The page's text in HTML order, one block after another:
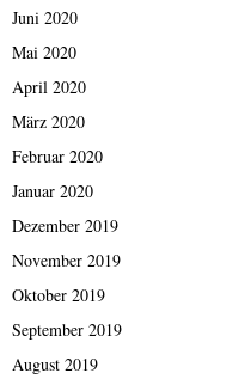
Juni 2020
Mai 2020
April 2020
März 2020
Februar 2020
Januar 2020
Dezember 2019
November 2019
Oktober 2019
September 2019
August 2019